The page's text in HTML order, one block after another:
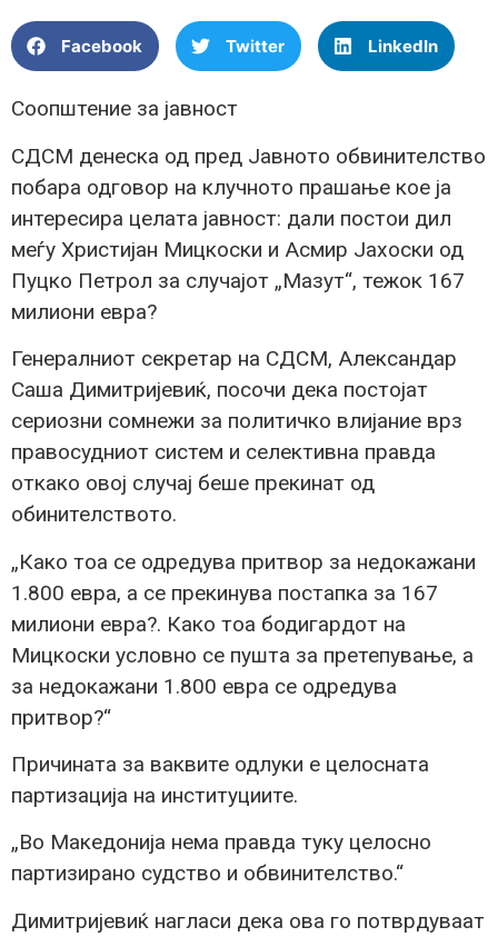
Facebook Twitter LinkedIn
Соопштение за јавност
СДСМ денеска од пред Јавното обвинителство
побара одговор на клучното прашање кое ја
интересира целата јавност: дали постои дил
меѓу Христијан Мицкоски и Асмир Јахоски од
Пуцко Петрол за случајот „Мазут“, тежок 167
милиони евра?
Генералниот секретар на СДСМ, Александар
Саша Димитријевиќ, посочи дека постојат
сериозни сомнежи за политичко влијание врз
правосудниот систем и селективна правда
откако овој случај беше прекинат од
обинителството.
„Како тоа се одредува притвор за недокажани
1.800 евра, а се прекинува постапка за 167
милиони евра?. Како тоа бодигардот на
Мицкоски условно се пушта за претепување, а
за недокажани 1.800 евра се одредува
притвор?“
Причината за ваквите одлуки е целосната
партизација на институциите.
„Во Македонија нема правда туку целосно
партизирано судство и обвинителство.“
Димитријевиќ нагласи дека ова го потврдуваат